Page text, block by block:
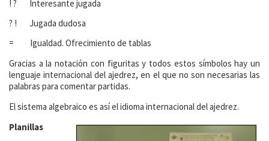
! ? Interesante jugada
? ! Jugada dudosa
= Igualdad. Ofrecimiento de tablas
Gracias a la notación con figuritas y todos estos símbolos hay un
lenguaje internacional del ajedrez, en el que no son necesarias las
palabras para comentar partidas.
El sistema algebraico es así el idioma internacional del ajedrez.
Planillas